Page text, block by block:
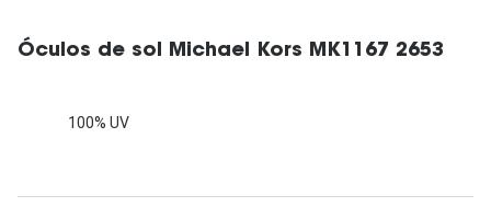
Óculos de sol Michael Kors MK1167 2653
100% UV